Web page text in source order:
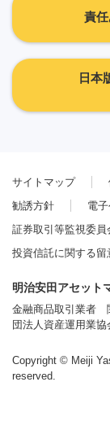
責
日本
サイトマップ
勧誘方針
電
証券取引等監視委員
投資信託に関する留
明治安田アセット
金融商品取引業者
団法人資産運用業協
Copyright © Meiji
reserved.